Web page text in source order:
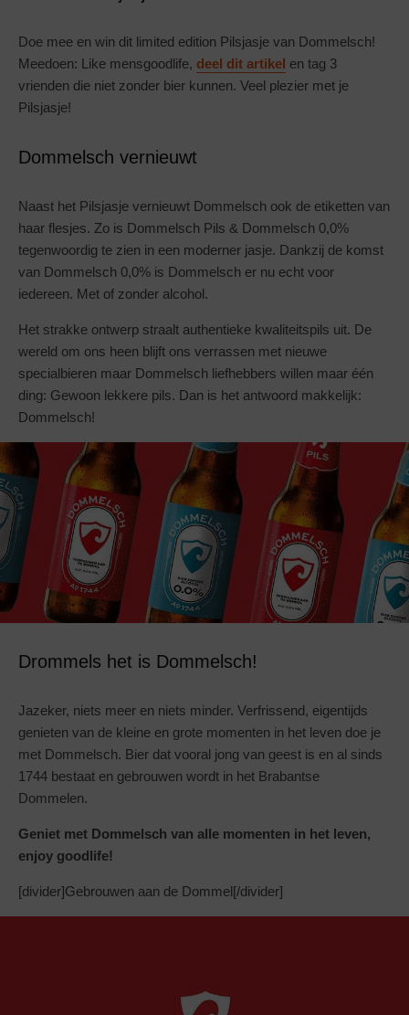
Doe mee en win dit limited edition Pilsjasje van Dommelsch!
Meedoen: Like mensgoodlife, deel dit artikel en tag 3
vrienden die niet zonder bier kunnen. Veel plezier met je
Pilsjasje!
Dommelsch vernieuwt
Naast het Pilsjasje vernieuwt Dommelsch ook de etiketten van
haar flesjes. Zo is Dommelsch Pils & Dommelsch 0,0%
tegenwoordig te zien in een moderner jasje. Dankzij de komst
van Dommelsch 0,0% is Dommelsch er nu echt voor
iedereen. Met of zonder alcohol.
Het strakke ontwerp straalt authentieke kwaliteitspils uit. De
wereld om ons heen blijft ons verrassen met nieuwe
specialbieren maar Dommelsch liefhebbers willen maar één
ding: Gewoon lekkere pils. Dan is het antwoord makkelijk:
Dommelsch!
Drommels het is Dommelsch!
Jazeker, niets meer en niets minder. Verfrissend, eigentijds
genieten van de kleine en grote momenten in het leven doe je
met Dommelsch. Bier dat vooral jong van geest is en al sinds
1744 bestaat en gebrouwen wordt in het Brabantse
Dommelen.
Geniet met Dommelsch van alle momenten in het leven,
enjoy goodlife!
[divider]Gebrouwen aan de Dommel[/divider]